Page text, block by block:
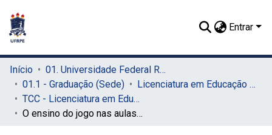
Entrar
Início
01. Universidade Federal Rural de Pernambuco - UFRPE (Sede)
01.1 - Graduação (Sede)
Licenciatura em Educação Física (Sede)
TCC - Licenciatura em Educação Física (Sede)
O ensino do jogo nas aulas de educação física no ensino médio: uma experiência no Programa Residência Pedagógica